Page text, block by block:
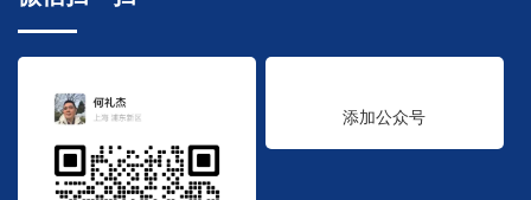
添加公众号